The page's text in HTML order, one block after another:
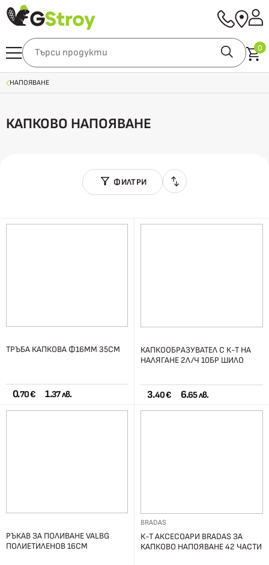
0
НАПОЯВАНЕ
КАПКОВО НАПОЯВАНЕ
ФИЛТРИ
ТРЪБА КАПКОВА Ф16ММ 35СМ
0.70 € 1.37 лв.
КАПКООБРАЗУВАТЕЛ С К-Т НА
НАЛЯГАНЕ 2Л/Ч 10БР ШИЛО
3.40 € 6.65 лв.
РЪКАВ ЗА ПОЛИВАНЕ VALBG
ПОЛИЕТИЛЕНОВ 16СМ
BRADAS
К-Т АКСЕСОАРИ BRADAS ЗА
КАПКОВО НАПОЯВАНЕ 42 ЧАСТИ